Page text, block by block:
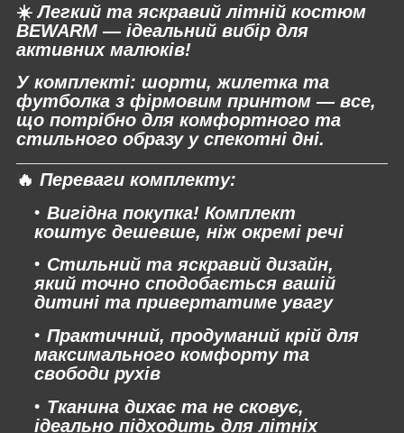
☀️ Легкий та яскравий літній костюм
BEWARM — ідеальний вибір для
активних малюків!
У комплекті: шорти, жилетка та
футболка з фірмовим принтом — все,
що потрібно для комфортного та
стильного образу у спекотні дні.
🔥 Переваги комплекту:
Вигідна покупка! Комплект
коштує дешевше, ніж окремі речі
Стильний та яскравий дизайн,
який точно сподобається вашій
дитині та привертатиме увагу
Практичний, продуманий крій для
максимального комфорту та
свободи рухів
Тканина дихає та не сковує,
ідеально підходить для літніх